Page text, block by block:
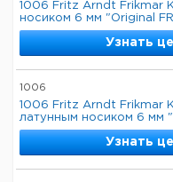
1006 Fritz Arndt Frikmar
носиком 6 мм "Original
Узнать
1006
1006 Fritz Arndt Frikmar
латунным носиком 6 мм
Узнать